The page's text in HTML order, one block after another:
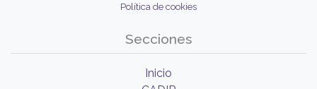
Política de cookies
Secciones
Inicio